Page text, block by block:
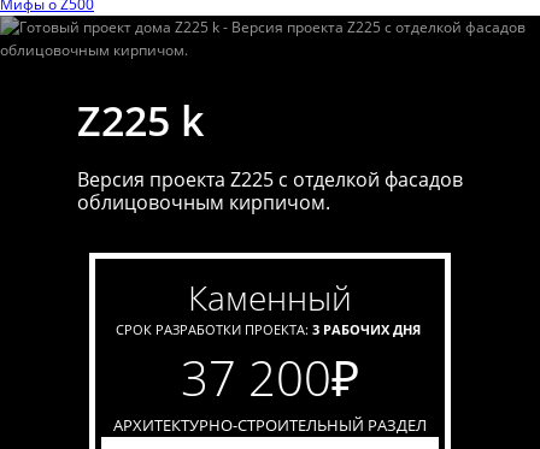
Мифы o Z500
Z225 k
Версия проекта Z225 c отделкой фасадов
облицовочным кирпичом.
каменный
СРОК РАЗРАБОТКИ ПРОЕКТА: 3 РАБОЧИХ ДНЯ
37 200₽
АРХИТЕКТУРНО-СТРОИТЕЛЬНЫЙ РАЗДЕЛ